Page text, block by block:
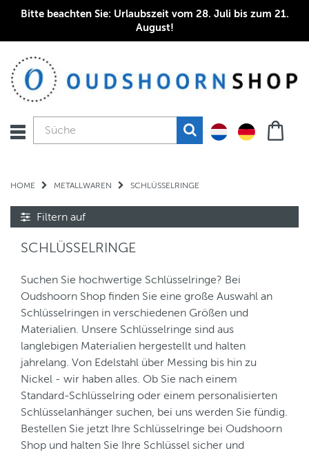
Bitte beachten Sie: Urlaubszeit vom 28. Juli bis zum 21.
August!
HOME METALLWAREN SCHLÜSSELRINGE
Filtern auf
SCHLÜSSELRINGE
Suchen Sie hochwertige Schlüsselringe? Bei
Oudshoorn Shop finden Sie eine große Auswahl an
Schlüsselringen in verschiedenen Größen und
Materialien. Unsere Schlüsselringe sind aus
langlebigen Materialien hergestellt und halten
jahrelang. Von Edelstahl über Messing bis hin zu
Nickel - wir haben alles. Ob Sie nach einem
Standard-Schlüsselring oder einem personalisierten
Schlüsselanhänger suchen, bei uns werden Sie fündig.
Bestellen Sie jetzt Ihre Schlüsselringe bei Oudshoorn
Shop und halten Sie Ihre Schlüssel sicher und